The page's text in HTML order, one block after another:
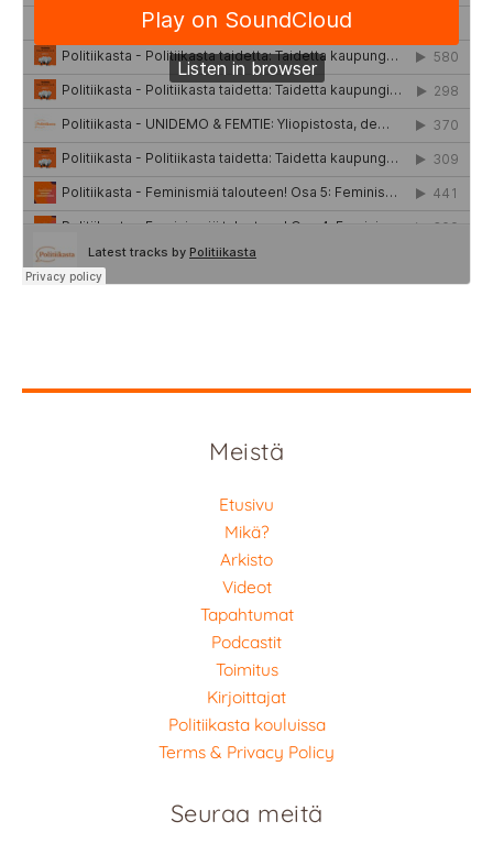
Meistä
Etusivu
Mikä?
Arkisto
Videot
Tapahtumat
Podcastit
Toimitus
Kirjoittajat
Politiikasta kouluissa
Terms & Privacy Policy
Seuraa meitä